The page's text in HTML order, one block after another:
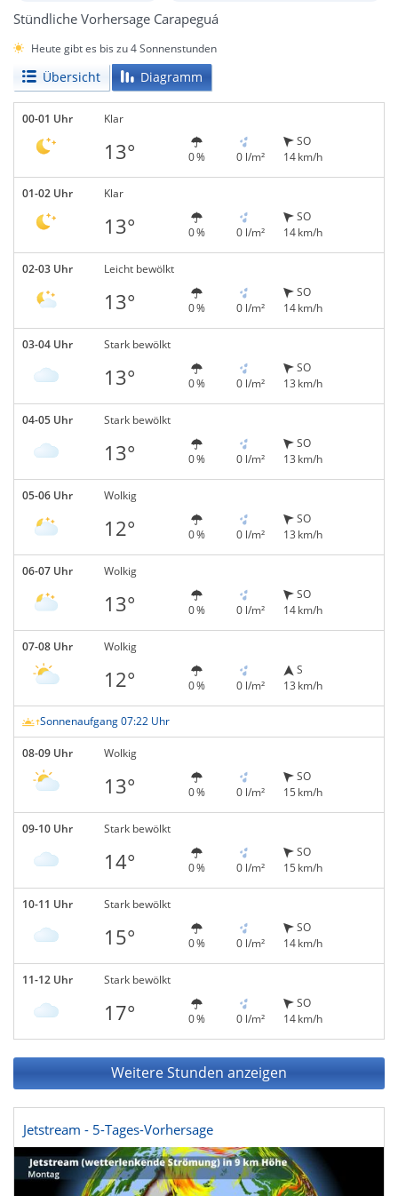
Stündliche Vorhersage Carapeguá
Heute gibt es bis zu 4 Sonnenstunden
Übersicht Diagramm
00-01 Uhr Klar
13° 0 % 0 l/m²
SO
14 km/h
01-02 Uhr Klar
13° 0 % 0 l/m²
SO
14 km/h
02-03 Uhr Leicht bewölkt
13° 0 % 0 l/m²
SO
14 km/h
03-04 Uhr Stark bewölkt
13° 0 % 0 l/m²
SO
13 km/h
04-05 Uhr Stark bewölkt
13° 0 % 0 l/m²
SO
13 km/h
05-06 Uhr Wolkig
12° 0 % 0 l/m²
SO
13 km/h
06-07 Uhr Wolkig
13° 0 % 0 l/m²
SO
14 km/h
07-08 Uhr Wolkig
12° 0 % 0 l/m²
S
13 km/h
Sonnenaufgang 07:22 Uhr
08-09 Uhr Wolkig
13° 0 % 0 l/m²
SO
15 km/h
09-10 Uhr Stark bewölkt
14° 0 % 0 l/m²
SO
15 km/h
10-11 Uhr Stark bewölkt
15° 0 % 0 l/m²
SO
14 km/h
11-12 Uhr Stark bewölkt
17° 0 % 0 l/m²
SO
14 km/h
Weitere Stunden anzeigen
Jetstream - 5-Tages-Vorhersage